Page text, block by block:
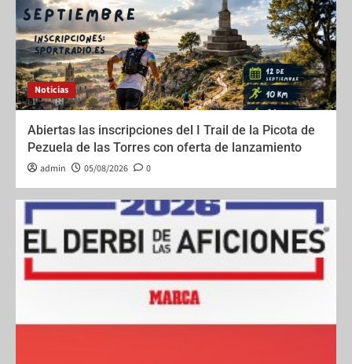
Noticias
Abiertas las inscripciones del I Trail de la Picota de
Pezuela de las Torres con oferta de lanzamiento
admin 05/08/2026 0